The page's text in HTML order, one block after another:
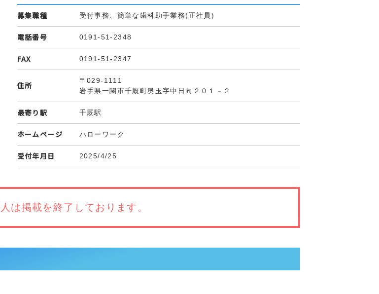
募集職種 受付事務、簡単な歯科助手業務(正社員)
電話番号 0191-51-2348
FAX 0191-51-2347
住所
〒029-1111
岩手県一関市千厩町奥玉字中日向２０１－２
最寄り駅 千厩駅
ホームページ ハローワーク
受付年月日 2025/4/25
は掲載を終了しております。